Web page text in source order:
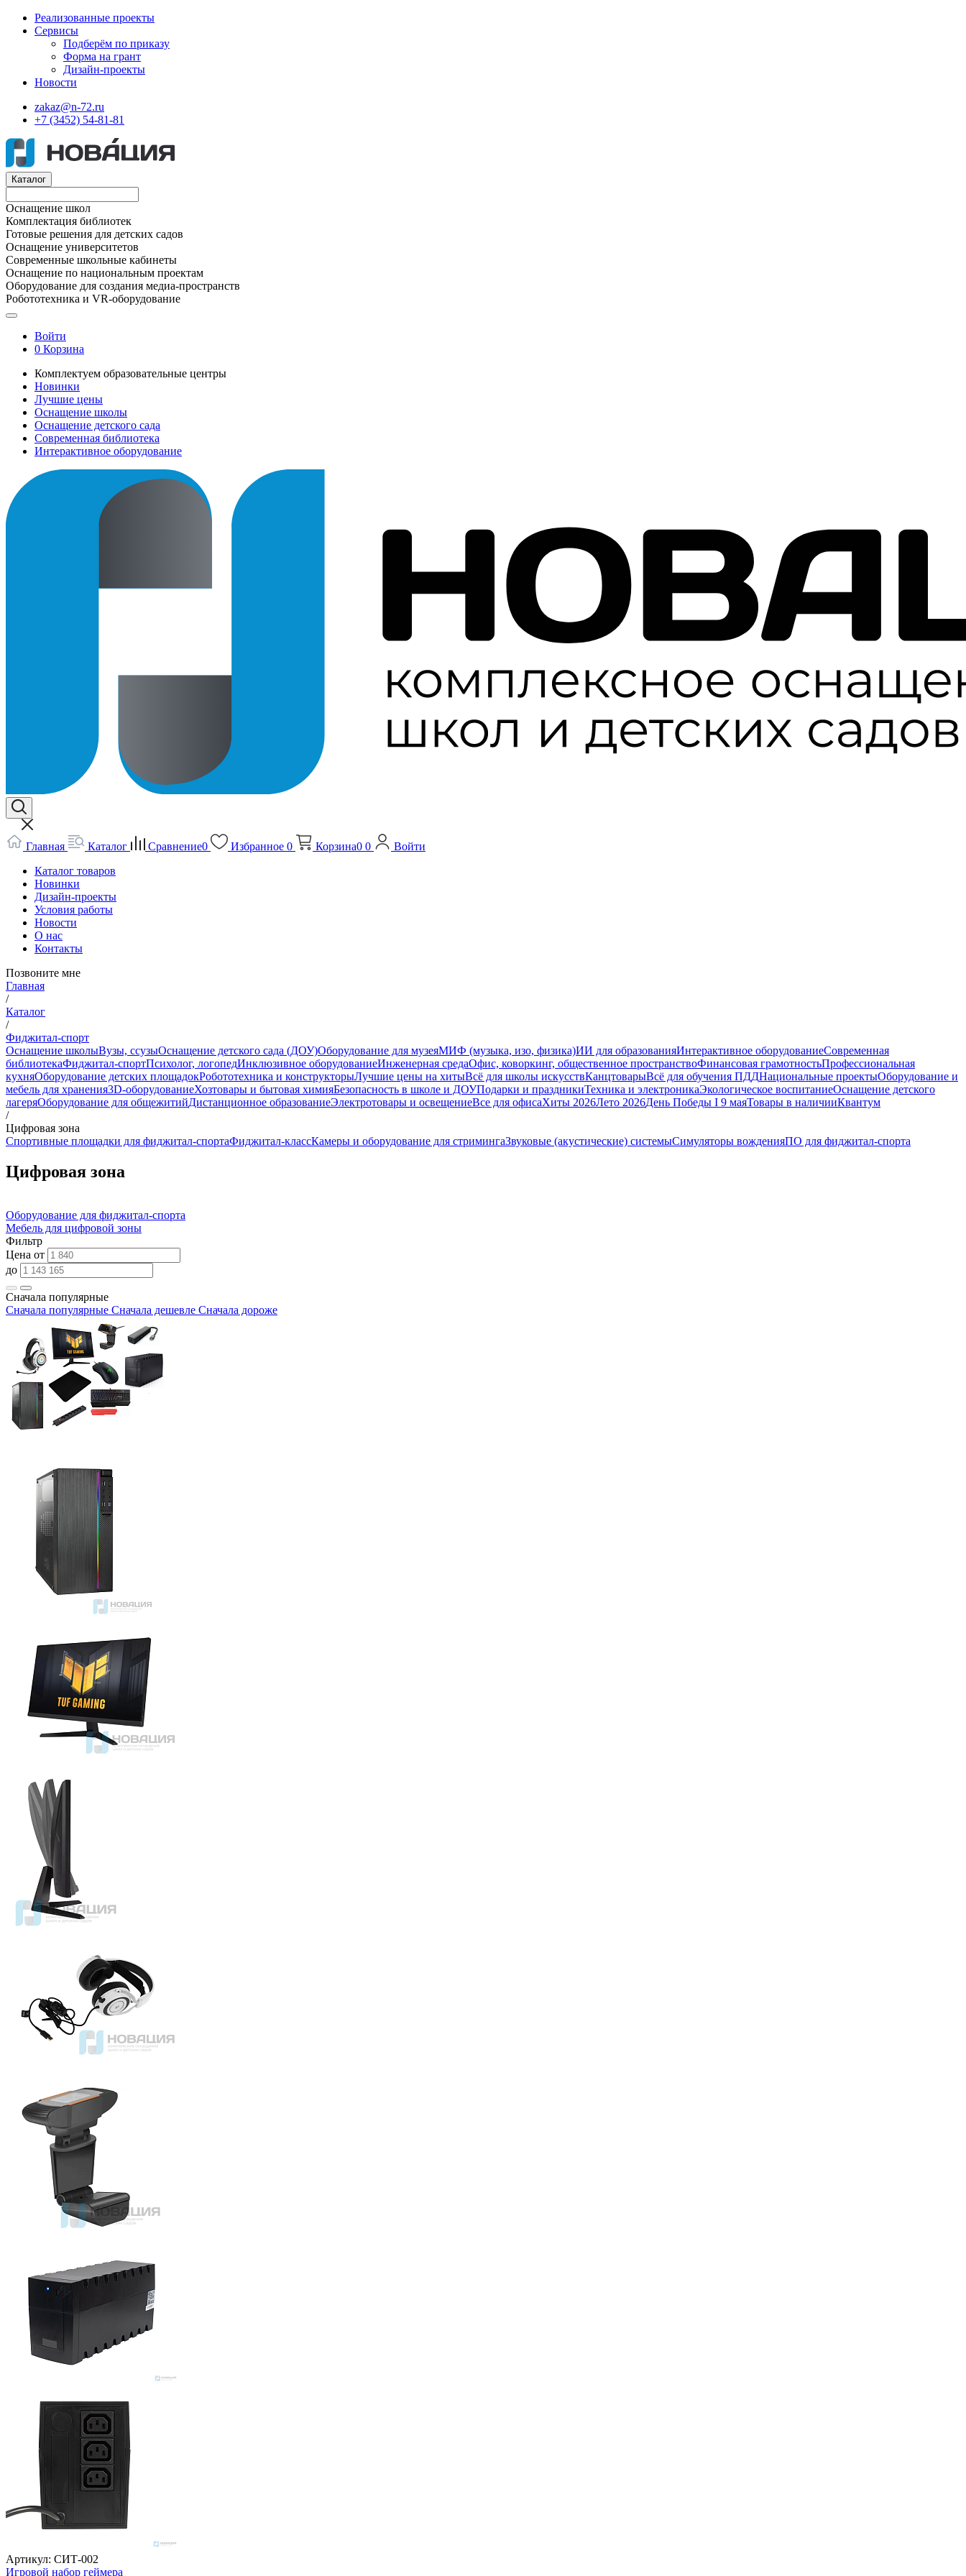
Реализованные проекты
Сервисы
Подберём по приказу
Форма на грант
Дизайн-проекты
Новости
zakaz@n-72.ru
+7 (3452) 54-81-81
Каталог
Оснащение школ
Комплектация библиотек
Готовые решения для детских садов
Оснащение университетов
Современные школьные кабинеты
Оснащение по национальным проектам
Оборудование для создания медиа-пространств
Робототехника и VR-оборудование
Войти
0 Корзина
Комплектуем образовательные центры
Новинки
Лучшие цены
Оснащение школы
Оснащение детского сада
Современная библиотека
Интерактивное оборудование
Главная Каталог Сравнение0 Избранное 0 Корзина0 0
Войти
Каталог товаров
Новинки
Дизайн-проекты
Условия работы
Новости
О нас
Контакты
Позвоните мне
Главная
/
Каталог
/
Фиджитал-спорт
Оснащение школыВузы, ссузыОснащение детского сада (ДОУ)Оборудование для музеяМИФ (музыка, изо, физика)ИИ для образованияИнтерактивное оборудованиеСовременная
библиотекаФиджитал-спортПсихолог, логопедИнклюзивное оборудованиеИнженерная средаОфис, коворкинг, общественное пространствоФинансовая грамотностьПрофессиональная
кухняОборудование детских площадокРобототехника и конструкторыЛучшие цены на хитыВсё для школы искусствКанцтоварыВсё для обучения ПДДНациональные проектыОборудование и
мебель для хранения3D-оборудованиеХозтовары и бытовая химияБезопасность в школе и ДОУПодарки и праздникиТехника и электроникаЭкологическое воспитаниеОснащение детского
лагеряОборудование для общежитийДистанционное образованиеЭлектротовары и освещениеВсе для офисаХиты 2026Лето 2026День Победы I 9 маяТовары в наличииКвантум
/
Цифровая зона
Спортивные площадки для фиджитал-спортаФиджитал-классКамеры и оборудование для стримингаЗвуковые (акустические) системыСимуляторы вожденияПО для фиджитал-спорта
Цифровая зона
Оборудование для фиджитал-спорта
Мебель для цифровой зоны
Фильтр
Цена от
до
Сначала популярные
Сначала популярные Сначала дешевле Сначала дороже
Артикул: СИТ-002
Игровой набор геймера